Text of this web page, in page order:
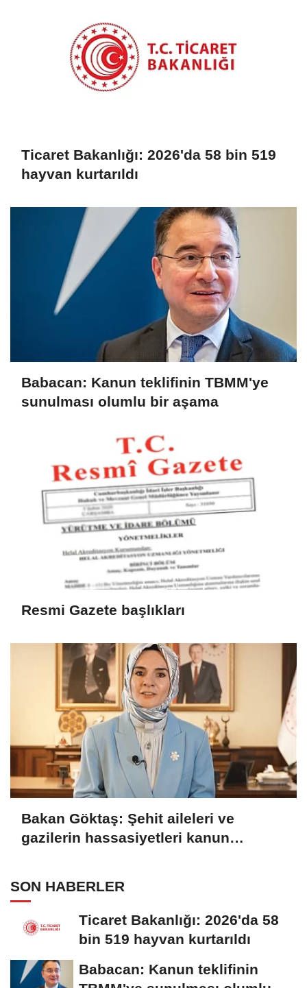
Ticaret Bakanlığı: 2026'da 58 bin 519
hayvan kurtarıldı
Babacan: Kanun teklifinin TBMM'ye
sunulması olumlu bir aşama
Resmi Gazete başlıkları
Bakan Göktaş: Şehit aileleri ve
gazilerin hassasiyetleri kanun
SON HABERLER
Ticaret Bakanlığı: 2026'da 58
bin 519 hayvan kurtarıldı
Babacan: Kanun teklifinin